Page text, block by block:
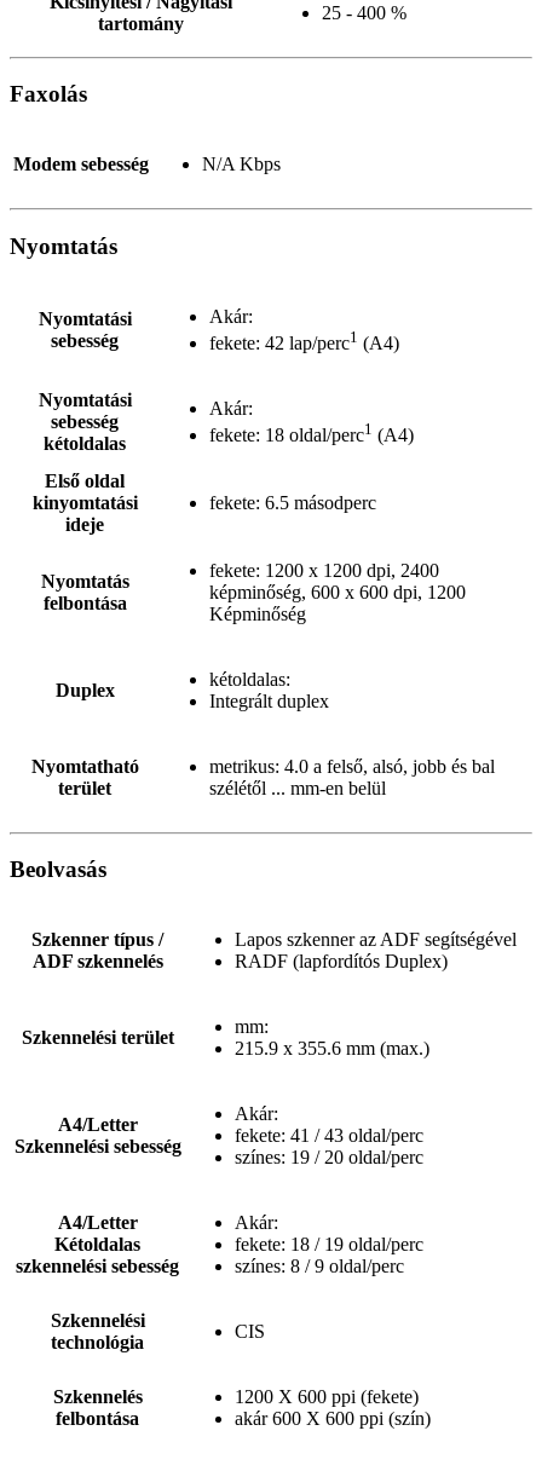
tartomány
25 - 400 %
Faxolás
Modem sebesség N/A Kbps
Nyomtatás
Nyomtatási
sebesség
Akár:
fekete: 42 lap/perc1 (A4)
Nyomtatási
sebesség
kétoldalas
Akár:
fekete: 18 oldal/perc1 (A4)
Első oldal
kinyomtatási
ideje
fekete: 6.5 másodperc
Nyomtatás
felbontása
fekete: 1200 x 1200 dpi, 2400
képminőség, 600 x 600 dpi, 1200
Képminőség
Duplex
kétoldalas:
Integrált duplex
Nyomtatható
terület
metrikus: 4.0 a felső, alsó, jobb és bal
szélétől ... mm-en belül
Beolvasás
Szkenner típus /
ADF szkennelés
Lapos szkenner az ADF segítségével
RADF (lapfordítós Duplex)
Szkennelési terület
mm:
215.9 x 355.6 mm (max.)
A4/Letter
Szkennelési sebesség
Akár:
fekete: 41 / 43 oldal/perc
színes: 19 / 20 oldal/perc
A4/Letter
Kétoldalas
szkennelési sebesség
Akár:
fekete: 18 / 19 oldal/perc
színes: 8 / 9 oldal/perc
Szkennelési
technológia
CIS
Szkennelés
felbontása
1200 X 600 ppi (fekete)
akár 600 X 600 ppi (szín)